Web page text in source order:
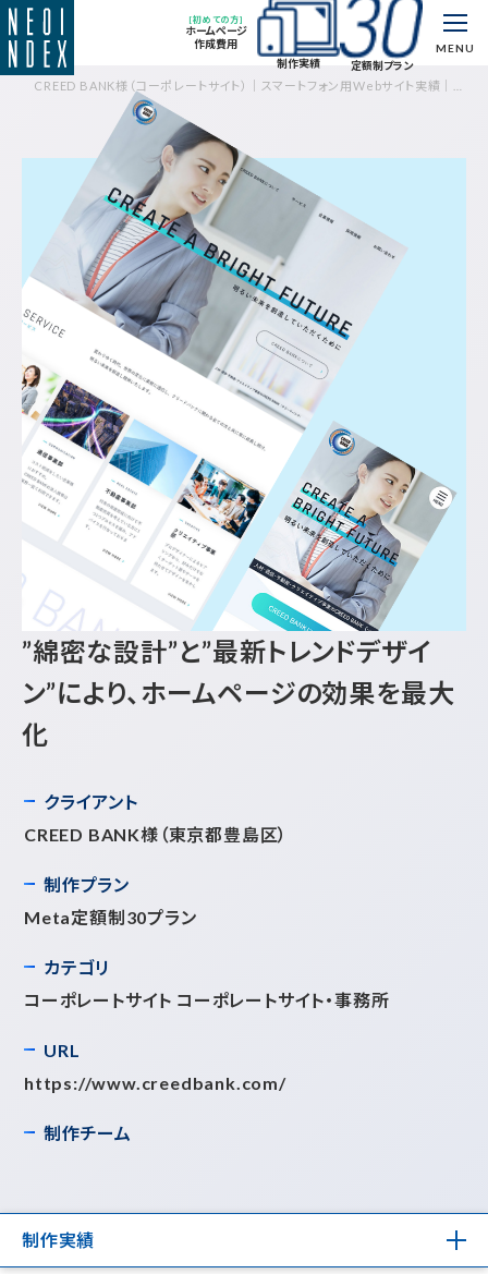
[初めての方]
ホームページ
作成費用
制作実績
定額制プラン
MENU
CREED BANK様（コーポレートサイト）｜スマートフォン用Webサイト実績｜制
”綿密な設計”と”最新トレンドデザイ
ン”により、ホームページの効果を最大
化
クライアント
CREED BANK様 （東京都豊島区）
制作プラン
Meta定額制30プラン
カテゴリ
コーポレートサイト コーポレートサイト・事務所
URL
https://www.creedbank.com/
制作チーム
制作実績